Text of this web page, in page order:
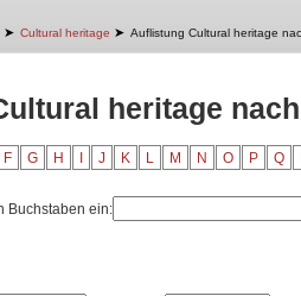
➤ Cultural heritage ➤ Auflistung Cultural heritage
heritage
F G H J K L M N O P Q
Buchstaben ein: